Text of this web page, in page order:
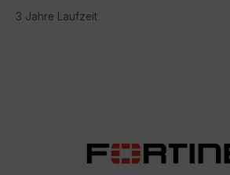
3 Jahre Laufzeit